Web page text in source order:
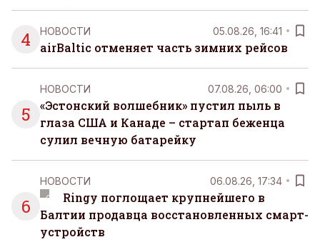
4 НОВОСТИ 05.08.26, 16:41
airBaltic отменяет часть зимних рейсов
5
НОВОСТИ 07.08.26, 06:00
«Эстонский волшебник» пустил пыль в
глаза США и Канаде – стартап беженца
сулил вечную батарейку
6
НОВОСТИ 06.08.26, 17:34
Ringy поглощает крупнейшего в
Балтии продавца восстановленных смарт-
устройств